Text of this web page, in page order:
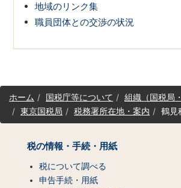
地域のリンク集
職員団体との交渉の状況
サ
イホーム 国税庁等について
組織（国税局
東京国税局
税務署所在地・案内 鶴見
税の情報・手続・用紙
税について調べる
申告手続・用紙